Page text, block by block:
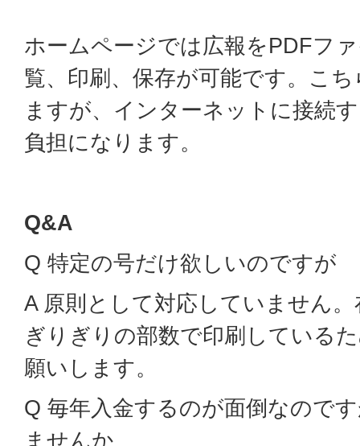
ホームページでは広報をPDFフ
覧、印刷、保存が可能です。こ
ますが、インターネットに接続
負担になります。
Q&A
Q 特定の号だけ欲しいのですが
A 原則として対応していません
ぎりぎりの部数で印刷している
願いします。
Q 毎年入金するのが面倒なので
ませんか